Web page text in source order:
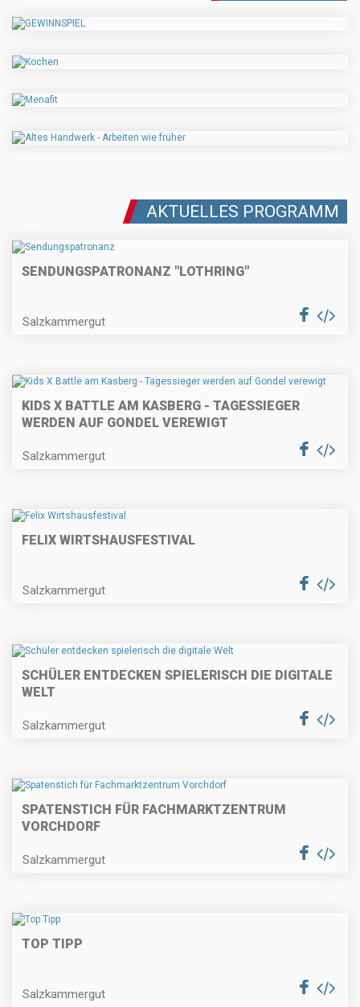
AKTUELLES PROGRAMM
SENDUNGSPATRONANZ "LOTHRING"
Salzkammergut
KIDS X BATTLE AM KASBERG - TAGESSIEGER
WERDEN AUF GONDEL VEREWIGT
Salzkammergut
FELIX WIRTSHAUSFESTIVAL
Salzkammergut
SCHÜLER ENTDECKEN SPIELERISCH DIE DIGITALE
WELT
Salzkammergut
SPATENSTICH FÜR FACHMARKTZENTRUM
VORCHDORF
Salzkammergut
TOP TIPP
Salzkammergut